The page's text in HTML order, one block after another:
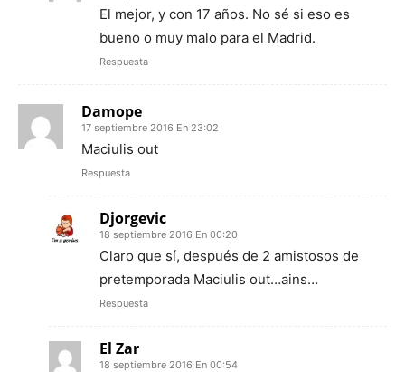
El mejor, y con 17 años. No sé si eso es
bueno o muy malo para el Madrid.
Respuesta
Damope
17 septiembre 2016 En 23:02
Maciulis out
Respuesta
Djorgevic
18 septiembre 2016 En 00:20
Claro que sí, después de 2 amistosos de
pretemporada Maciulis out…ains…
Respuesta
El Zar
18 septiembre 2016 En 00:54